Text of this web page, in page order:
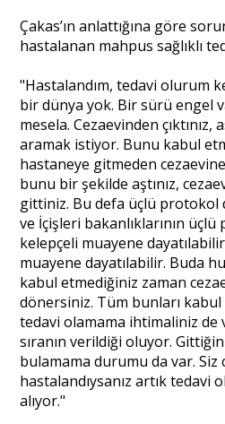
Çakas’ın anlattığına göre
hastalanan mahpus sağlıklı
"Hastalandım, tedavi olurum
bir dünya yok. Bir sürü engel
mesela. Cezaevinden çıktınız,
aramak istiyor. Bunu kabul
hastaneye gitmeden
bunu bir şekilde aştınız,
gittiniz. Bu defa üçlü protokol
ve İçişleri bakanlıklarının
kelepçeli muayene
muayene dayatılabilir. Buda
kabul etmediğiniz zaman
dönersiniz. Tüm bunları
tedavi olamama ihtimaliniz de
sıranın verildiği oluyor.
bulamama durumu da var. Siz
hastalandıysanız artık tedavi
alıyor."